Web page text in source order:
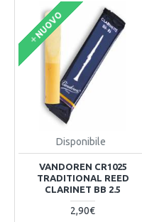
NUOVO
Disponibile
VANDOREN CR1025
TRADITIONAL REED
CLARINET BB 2.5
2,90€